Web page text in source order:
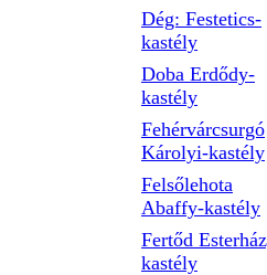
Dég: Festetics-
kastély
Doba Erdődy-
kastély
Fehérvárcsurgó
Károlyi-kastély
Felsőlehota
Abaffy-kastély
Fertőd
kastély